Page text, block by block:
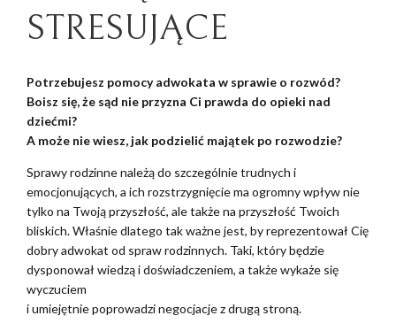
STRESUJĄCE
Potrzebujesz pomocy adwokata w sprawie o rozwód?
Boisz się, że sąd nie przyzna Ci prawda do opieki nad
dziećmi?
A może nie wiesz, jak podzielić majątek po rozwodzie?
Sprawy rodzinne należą do szczególnie trudnych i
emocjonujących, a ich rozstrzygnięcie ma ogromny wpływ nie
tylko na Twoją przyszłość, ale także na przyszłość Twoich
bliskich. Właśnie dlatego tak ważne jest, by reprezentował Cię
dobry adwokat od spraw rodzinnych. Taki, który będzie
dysponował wiedzą i doświadczeniem, a także wykaże się
wyczuciem
i umiejętnie poprowadzi negocjacje z drugą stroną.